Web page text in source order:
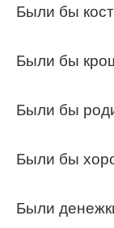
Были бы
Были бы
Были бы
Были бы
Были